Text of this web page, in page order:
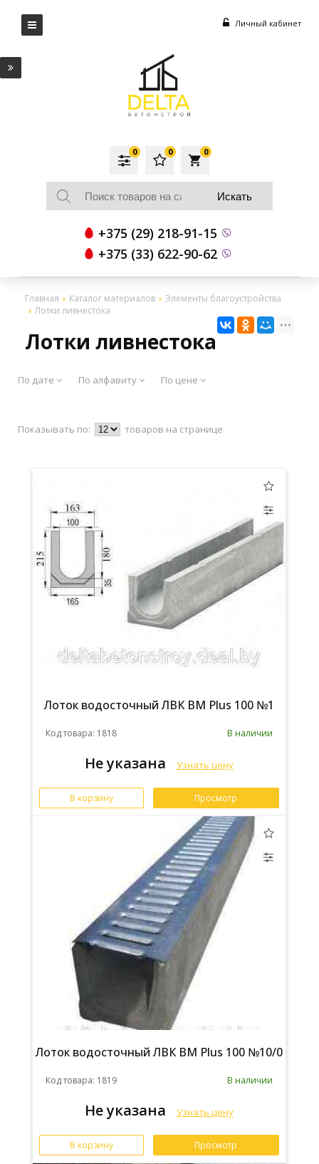
Личный кабинет
local_grocery_store
0
0
0
+375 (29) 218-91-15
+375 (33) 622-90-62
Главная Каталог материалов
Элементы благоустройства
Лотки ливнестока
Лотки ливнестока
По дате По алфавиту По цене
Показывать по: товаров на странице
Лоток водосточный ЛВК ВМ Plus 100 №1
Код товара: 1818 В наличии
Не указана Узнать цену
В корзину Просмотр
Лоток водосточный ЛВК ВМ Plus 100 №10/0
Код товара: 1819 В наличии
Не указана Узнать цену
В корзину Просмотр